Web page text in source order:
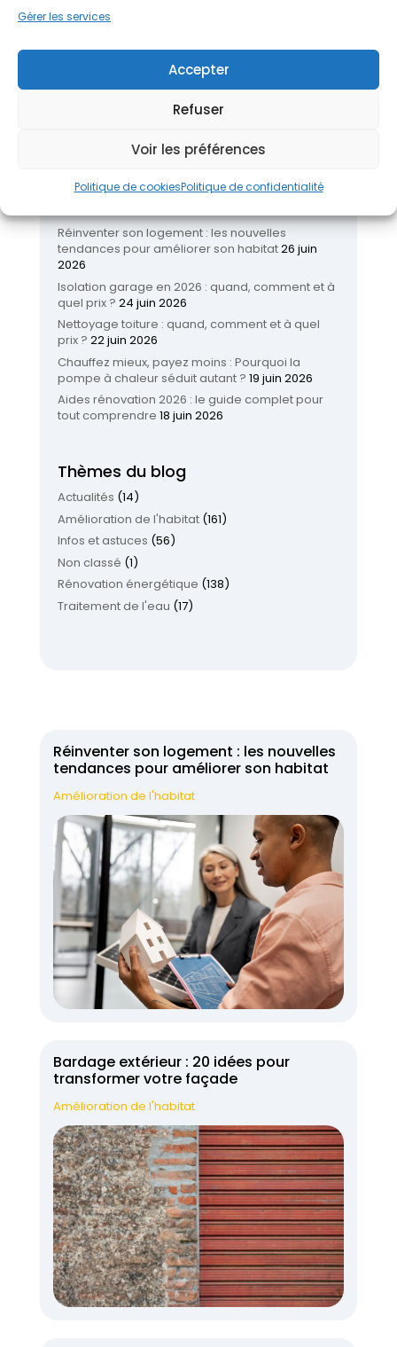
Gérer les services
Accepter
Refuser
Voir les préférences
Politique de cookiesPolitique de confidentialité
dernières normes
Demandez un devis gratuit
Réinventer son logement : les nouvelles
tendances pour améliorer son habitat26 juin
2026
Isolation garage en 2026 : quand, comment et à
quel prix ? 24 juin 2026
Nettoyage toiture : quand, comment et à quel
prix ? 22 juin 2026
Chauffez mieux, payez moins : Pourquoi la
pompe à chaleur séduit autant ? 19 juin 2026
Aides rénovation 2026 : le guide complet pour
tout comprendre 18 juin 2026
Thèmes du blog
Actualités (14)
Amélioration de l'habitat(161)
Infos et astuces (56)
Non classé (1)
Rénovation énergétique (138)
Traitement de l'eau (17)
Réinventer son logement : les nouvelles
tendances pour améliorer son habitat
Amélioration de l'habitat
Bardage extérieur : 20 idées pour
transformer votre façade
Amélioration de l'habitat